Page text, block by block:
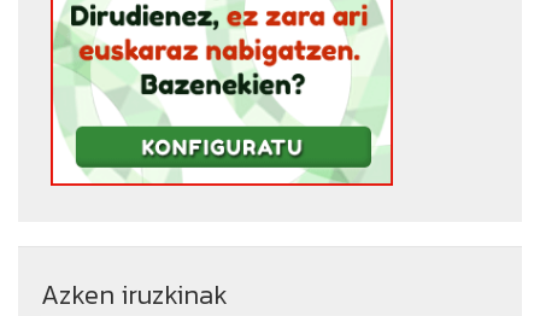
Azken iruzkinak